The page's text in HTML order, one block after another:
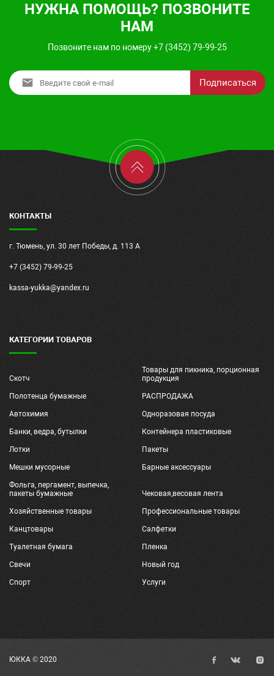
НУЖНА ПОМОЩЬ? ПОЗВОНИТЕ
НАМ
Позвоните нам по номеру +7 (3452) 79-99-25
Подписаться
КОНТАКТЫ
г. Тюмень, ул. 30 лет Победы, д. 113 А
+7 (3452) 79-99-25
kassa-yukka@yandex.ru
КАТЕГОРИИ ТОВАРОВ
Скотч
Товары для пикника, порционная
продукция
Полотенца бумажные РАСПРОДАЖА
Автохимия Одноразовая посуда
Банки, ведра, бутылки Контейнера пластиковые
Лотки Пакеты
Мешки мусорные Барные аксессуары
Фольга, пергамент, выпечка,
пакеты бумажные
Чековая,весовая лента
Хозяйственные товары Профессиональные товары
Канцтовары Салфетки
Туалетная бумага Пленка
Свечи Новый год
Спорт Услуги
ЮККА © 2020